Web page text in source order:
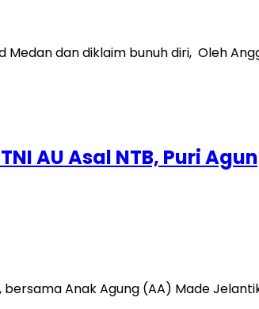
dan diklaim bunuh diri, Oleh
AU Asal NTB, Puri
Anak Agung (AA) Made